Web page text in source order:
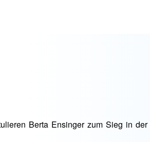
Berta Ensinger zum Sieg in